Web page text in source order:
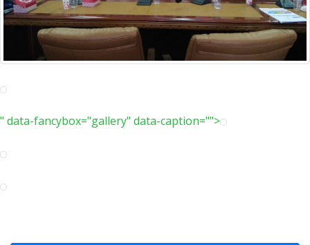
" data-fancybox="gallery" data-caption="">